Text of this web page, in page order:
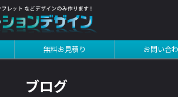
無料お見積り お問い合
ブログ